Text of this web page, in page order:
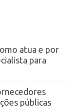
atua e por
para
públicas